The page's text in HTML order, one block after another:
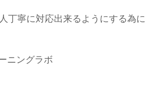
丁寧に対応出来るようにする為
ニングラボ